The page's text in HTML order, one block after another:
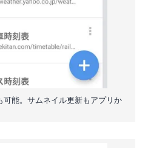
能。サムネイル更新もアプリか